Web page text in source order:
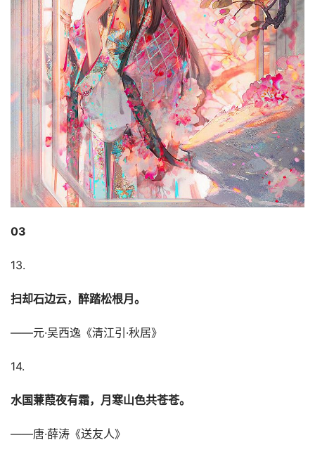
03
13.
扫却石边云，醉踏松根月。
——元·吴西逸《清江引·秋居》
14.
水国蒹葭夜有霜，月寒山色共苍苍。
——唐·薛涛《送友人》